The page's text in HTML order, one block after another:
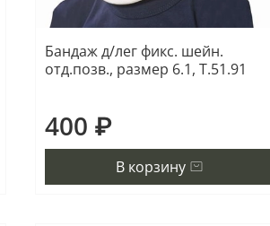
Бандаж д/лег фикс. шейн.
отд.позв., размер 6.1, Т.51.91
400 ₽
В корзину